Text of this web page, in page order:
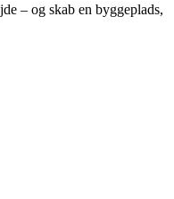
– og skab en byggeplads,